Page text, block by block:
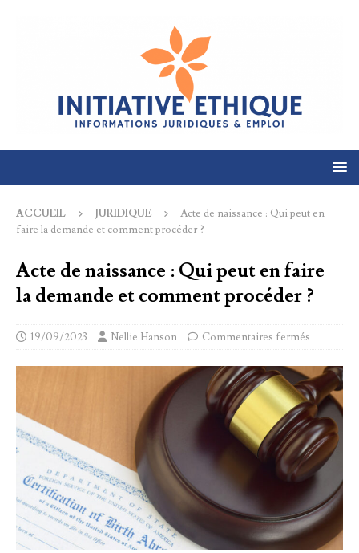
ACCUEIL JURIDIQUE
Acte de naissance : Qui peut en
faire la demande et comment procéder ?
Acte de naissance : Qui peut en faire
la demande et comment procéder ?
19/09/2023 Nellie Hanson Commentaires fermés